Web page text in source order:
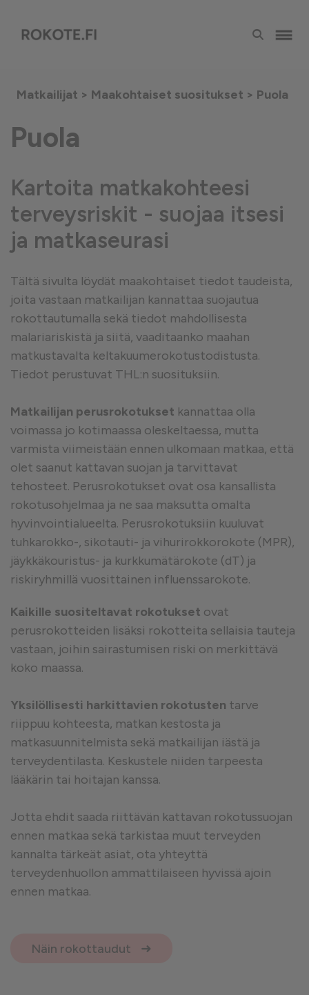
Matkailijat > Maakohtaiset suositukset > Puola
Puola
Kartoita matkakohteesi
terveysriskit - suojaa itsesi
ja matkaseurasi
Tältä sivulta löydät maakohtaiset tiedot taudeista,
joita vastaan matkailijan kannattaa suojautua
rokottautumalla sekä tiedot mahdollisesta
malariariskistä ja siitä, vaaditaanko maahan
matkustavalta keltakuumerokotustodistusta.
Tiedot perustuvat THL:n suosituksiin.
Matkailijan perusrokotukset kannattaa olla
voimassa jo kotimaassa oleskeltaessa, mutta
varmista viimeistään ennen ulkomaan matkaa, että
olet saanut kattavan suojan ja tarvittavat
tehosteet. Perusrokotukset ovat osa kansallista
rokotusohjelmaa ja ne saa maksutta omalta
hyvinvointialueelta. Perusrokotuksiin kuuluvat
tuhkarokko-, sikotauti- ja vihurirokkorokote (MPR),
jäykkäkouristus- ja kurkkumätärokote (dT) ja
riskiryhmillä vuosittainen influenssarokote.
Kaikille suositeltavat rokotukset ovat
perusrokotteiden lisäksi rokotteita sellaisia tauteja
vastaan, joihin sairastumisen riski on merkittävä
koko maassa.
Yksilöllisesti harkittavien rokotusten tarve
riippuu kohteesta, matkan kestosta ja
matkasuunnitelmista sekä matkailijan iästä ja
terveydentilasta. Keskustele niiden tarpeesta
lääkärin tai hoitajan kanssa.
Jotta ehdit saada riittävän kattavan rokotussuojan
ennen matkaa sekä tarkistaa muut terveyden
kannalta tärkeät asiat, ota yhteyttä
terveydenhuollon ammattilaiseen hyvissä ajoin
ennen matkaa.
Näin rokottaudut